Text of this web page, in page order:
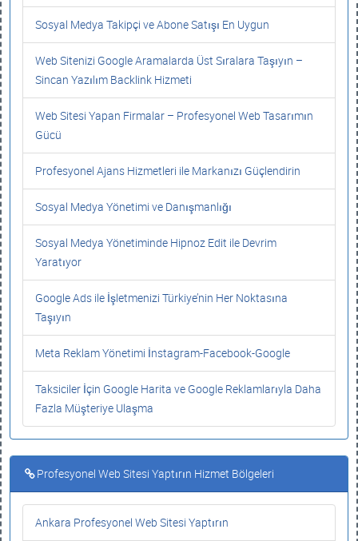
Sosyal Medya Takipçi ve Abone Satışı En Uygun
Web Sitenizi Google Aramalarda Üst Sıralara Taşıyın –
Sincan Yazılım Backlink Hizmeti
Web Sitesi Yapan Firmalar – Profesyonel Web Tasarımın
Gücü
Profesyonel Ajans Hizmetleri ile Markanızı Güçlendirin
Sosyal Medya Yönetimi ve Danışmanlığı
Sosyal Medya Yönetiminde Hipnoz Edit ile Devrim
Yaratıyor
Google Ads ile İşletmenizi Türkiye’nin Her Noktasına
Taşıyın
Meta Reklam Yönetimi İnstagram-Facebook-Google
Taksiciler İçin Google Harita ve Google Reklamlarıyla Daha
Fazla Müşteriye Ulaşma
Profesyonel Web Sitesi Yaptırın Hizmet Bölgeleri
Ankara Profesyonel Web Sitesi Yaptırın